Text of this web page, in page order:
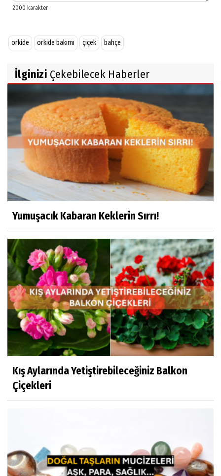
orkide orkide bakımı çiçek bahçe
İlginizi Çekebilecek Haberler
Yumuşacık Kabaran Keklerin Sırrı!
Kış Aylarında Yetiştirebileceğiniz Balkon
Çiçekleri